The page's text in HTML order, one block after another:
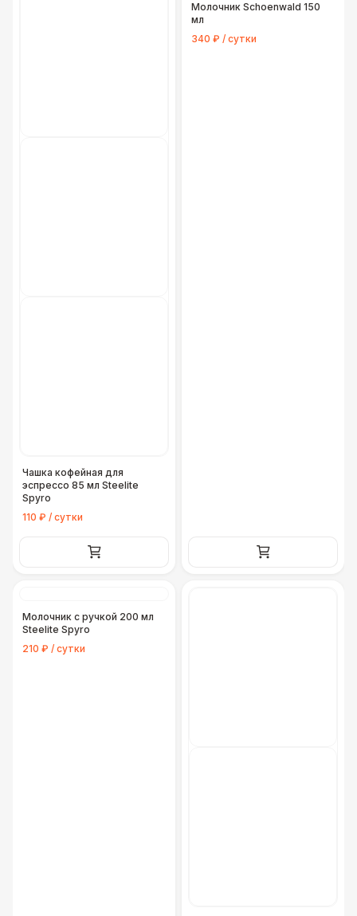
Чашка кофейная для
эспрессо 85 мл Steelite
Spyro
110 ₽ / сутки
Молочник Schoenwald 150
мл
340 ₽ / сутки
Молочник с ручкой 200 мл
Steelite Spyro
210 ₽ / сутки